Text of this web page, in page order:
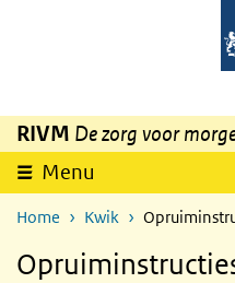
Overslaan en naar de inhoud
RIVM De zorg voor
Menu
Home Kwik